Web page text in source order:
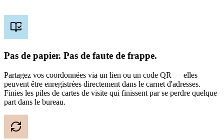
Pas de papier. Pas de faute de frappe.
Partagez vos coordonnées via un lien ou un code QR — elles
peuvent être enregistrées directement dans le carnet d'adresses.
Finies les piles de cartes de visite qui finissent par se perdre quelque
part dans le bureau.